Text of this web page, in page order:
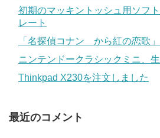
初期のマッキントッシュ用ソフ
レート
「名探偵コナン から紅の恋歌
ニンテンドークラシックミニ、
Thinkpad X230を注文しました
最近のコメント